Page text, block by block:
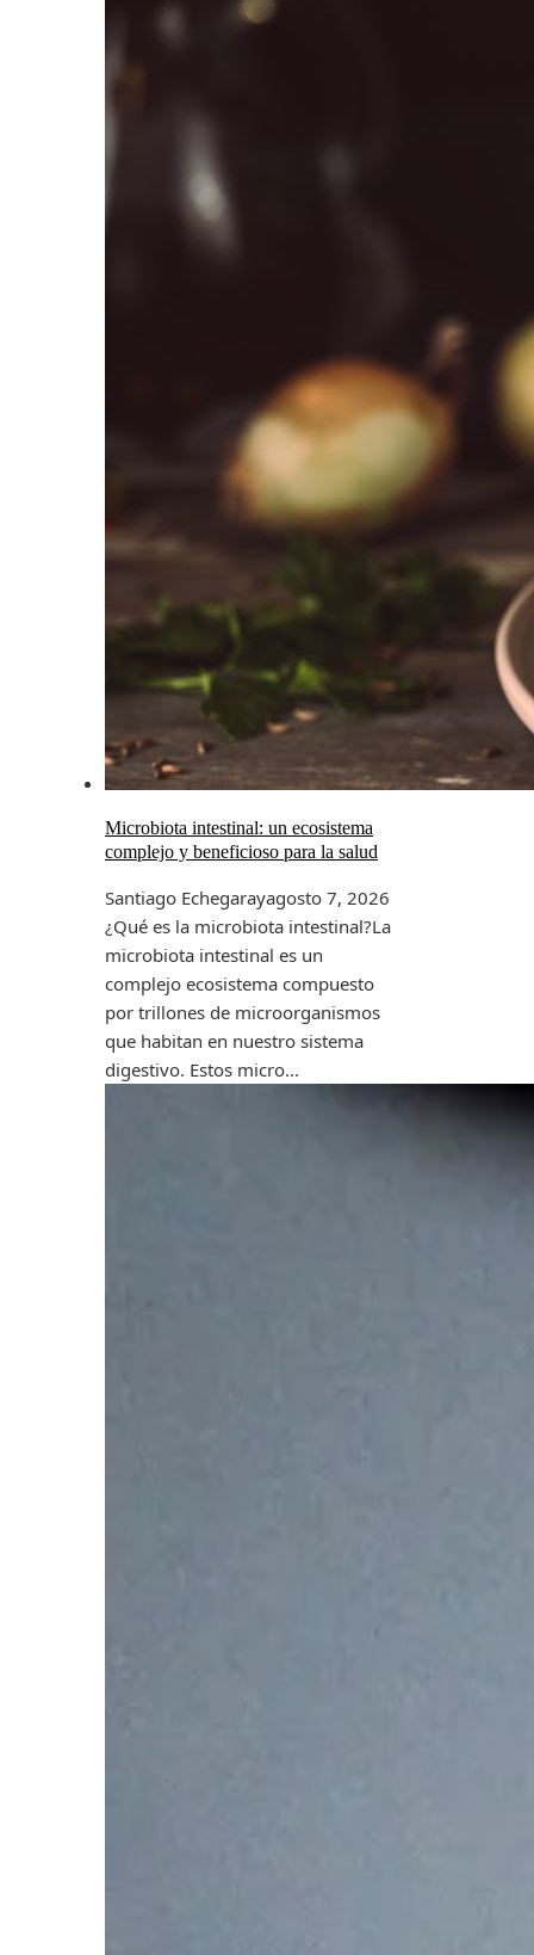
Microbiota intestinal: un ecosistema
complejo y beneficioso para la salud
Santiago Echegarayagosto 7, 2026
¿Qué es la microbiota intestinal?La
microbiota intestinal es un
complejo ecosistema compuesto
por trillones de microorganismos
que habitan en nuestro sistema
digestivo. Estos micro...